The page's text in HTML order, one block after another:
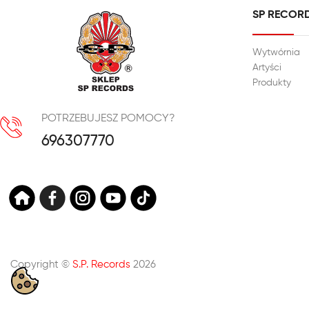
POTRZEBUJESZ POMOCY?
696307770
SP
Wytwórnia
Artyści
Produkty
Copyright © S.P. Records 2026